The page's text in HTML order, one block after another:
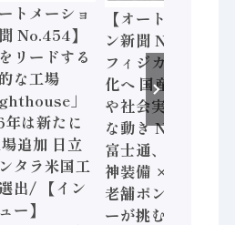
トメーショ
No.454】
リードする
な工場
」
は新たに
追加 日立
タラ米国工
出/ 【イン
ー】
【オートメーショ
ン新聞 No.453】
フィジカルAI本格
化へ 国産AI開発
や社会実装に活発
な動き Noetra、
富士通、日立 / 兵
神装備 × HMS、
老舗ポンプメーカ
ーが挑むデータ活